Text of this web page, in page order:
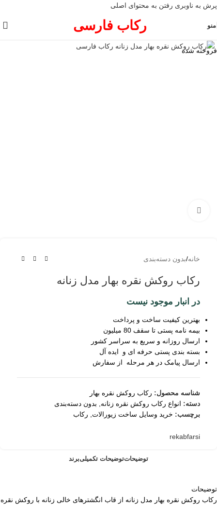
پرش به ناوبری رفتن به محتوای اصلی
منو رکاب فارسی
فروخته شده
خانه/بدون دسته‌بندی
رکاب روکش نقره بهار مدل زنانه
در انبار موجود نیست
بهترین کیفیت ساخت و پرداخت
بیمه نامه پستی تا سقف 80 میلیون
ارسال روزانه و سریع به سراسر کشور
بسته بندی پستی حرفه ای و ایده آل
ارسال پیامک در هر مرحله از سفارش
شناسه محصول: رکاب روکش نقره بهار
دسته: انواع رکاب روکش نقره زنانه
بدون دسته‌بندی
برچسب: خرید وسایل ساخت زیورالات رکاب
rekabfarsi
توضیحاتتوضیحات تکمیلیبرند
توضیحات
رکاب روکش نقره بهار مدل زنانه از قاب انگشترهای خالی زنانه با روکش نقره